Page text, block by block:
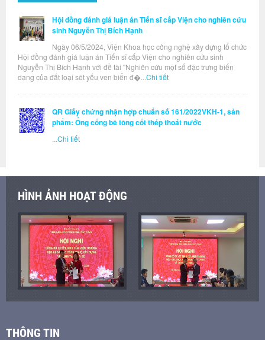
Hội đồng đánh giá luận án Tiến sĩ cấp Viện cho nghiên cứu
sinh Nguyễn Thị Bích Hạnh
Ngày 06/5/2024, Viện Khoa học công nghệ xây dựng tổ chức
Hội đồng đánh giá luận án Tiến sĩ cấp Viện cho nghiên cứu sinh
Nguyễn Thị Bích Hạnh với đề tài "Nghiên cứu một số đặc trưng biến
dạng của đất loại sét yếu ven biển đ�... Chi tiết
QR Giấy chứng nhận hợp chuẩn số 161/2022VKH-1, sản
phẩm: Ống cống bê tông cốt thép thoát nước
Chi tiết
HÌNH ẢNH HOẠT ĐỘNG
THÔNG TIN